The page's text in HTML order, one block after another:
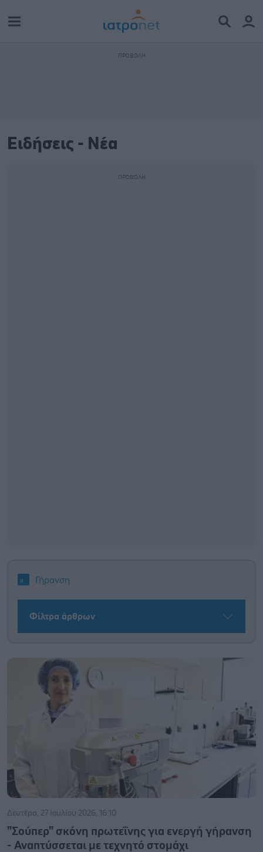
Ειδήσεις - Νέα
Γήρανση
Φίλτρα άρθρων
Δευτέρα, 27 Ιουλίου 2026, 16:10
"Σούπερ" σκόνη πρωτεΐνης για ενεργή γήρανση
- Αναπτύσσεται με τεχνητό στομάχι